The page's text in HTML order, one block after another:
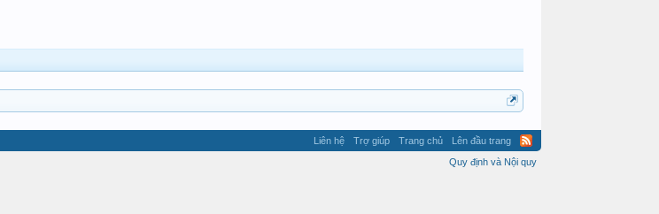
Liên hệ Trợ giúp Trang chủ
Lên đầu trang
Quy định và Nội quy